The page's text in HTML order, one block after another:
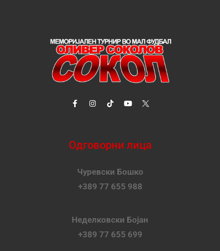
Одговорни лица
Чуревски Бошко
+389 77 655 988
Неделковски Бојан
+389 77 655 699